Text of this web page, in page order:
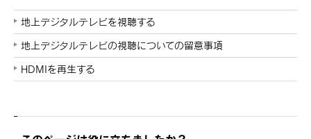
地上デジタルテレビを視聴する
地上デジタルテレビの視聴についての留意事項
HDMIを再生する